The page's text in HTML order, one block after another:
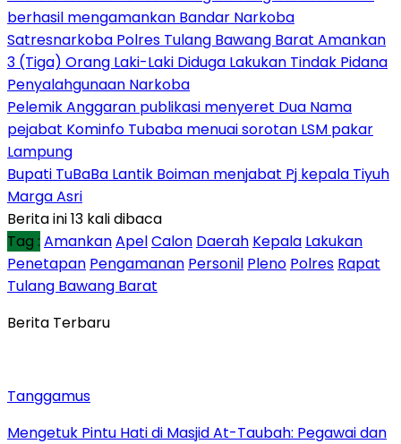
berhasil mengamankan Bandar Narkoba
Satresnarkoba Polres Tulang Bawang Barat Amankan
3 (Tiga) Orang Laki-Laki Diduga Lakukan Tindak Pidana
Penyalahgunaan Narkoba
Pelemik Anggaran publikasi menyeret Dua Nama
pejabat Kominfo Tubaba menuai sorotan LSM pakar
Lampung
Bupati TuBaBa Lantik Boiman menjabat Pj kepala Tiyuh
Marga Asri
Berita ini 13 kali dibaca
Tag : AmankanApelCalon Daerah Kepala Lakukan
Penetapan Pengamanan Personil Pleno Polres Rapat
Tulang Bawang Barat
Berita Terbaru
Tanggamus
Mengetuk Pintu Hati di Masjid At-Taubah: Pegawai dan